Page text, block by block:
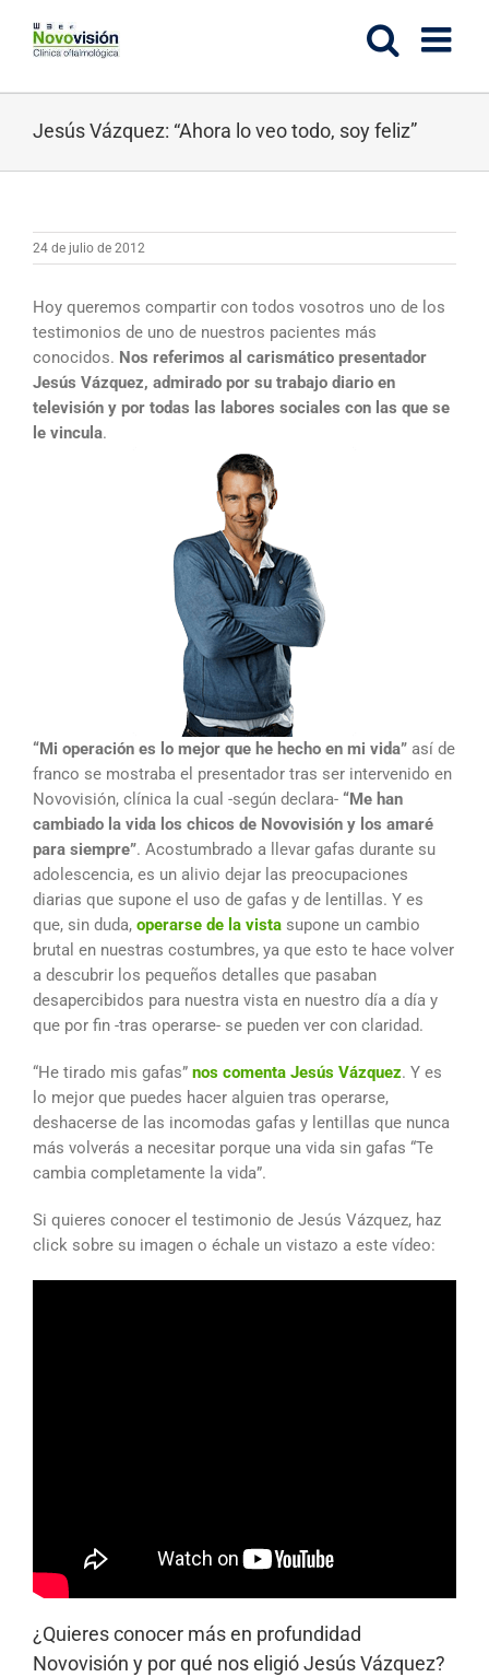
contenido
Jesús Vázquez: “Ahora lo veo todo, soy feliz”
24 de julio de 2012
Hoy queremos compartir con todos vosotros uno de los
testimonios de uno de nuestros pacientes más
conocidos. Nos referimos al carismático presentador
Jesús Vázquez, admirado por su trabajo diario en
televisión y por todas las labores sociales con las que se
le vincula.
“Mi operación es lo mejor que he hecho en mi vida” así de
franco se mostraba el presentador tras ser intervenido en
Novovisión, clínica la cual -según declara- “Me han
cambiado la vida los chicos de Novovisión y los amaré
para siempre”. Acostumbrado a llevar gafas durante su
adolescencia, es un alivio dejar las preocupaciones
diarias que supone el uso de gafas y de lentillas. Y es
que, sin duda, operarse de la vista supone un cambio
brutal en nuestras costumbres, ya que esto te hace volver
a descubrir los pequeños detalles que pasaban
desapercibidos para nuestra vista en nuestro día a día y
que por fin -tras operarse- se pueden ver con claridad.
“He tirado mis gafas” nos comenta Jesús Vázquez. Y es
lo mejor que puedes hacer alguien tras operarse,
deshacerse de las incomodas gafas y lentillas que nunca
más volverás a necesitar porque una vida sin gafas “Te
cambia completamente la vida”.
Si quieres conocer el testimonio de Jesús Vázquez, haz
click sobre su imagen o échale un vistazo a este vídeo:
¿Quieres conocer más en profundidad
Novovisión y por qué nos eligió Jesús Vázquez?